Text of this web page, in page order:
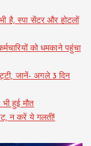
है, स्पा सेंटर और होटलों
को धमकाने पहुंचा
जानें- अगले 3 दिन
हुई मौत
न करें ये गलती!